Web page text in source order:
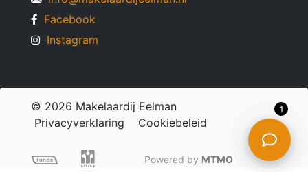
Facebook
Instagram
© 2026 Makelaardij Eelman
Privacyverklaring
Cookiebeleid
Powered by MTMO
1